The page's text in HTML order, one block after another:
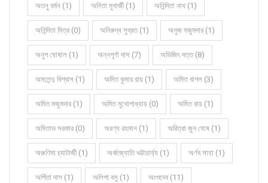
অতনু বর্মন (1) অনিতা মুখার্জী (1) অনিন্দিতা নাথ (1)
অনিন্দিতা মিত্র (0) অনিরুদ্ধ সুব্রত (1) অনুজ মজুমদার (1)
অনুপ ঘোষাল (1) অন্নপূর্ণা দাস (7) অভিজিৎ দত্ত (8)
অমলেন্দু বিশ্বাস (1) অমিত কুমার রায় (1) অমিত বাগল (3)
অমিত মজুমদার (1) অমিত মুখোপাধ্যায় (0) অমিত রায় (1)
অমিতাভ সরকার (0) অরণ্য রহমান (1) অরিত্রা জুন ঘোষ (1)
অরুণিমা চ্যাটার্জী (1) অর্কজ্যোতি ভট্টাচার্য্য (1) অর্ণব সাহা (1)
অর্পিতা দাস (1) অলিপা বসু (1) অংশুদেব (11)